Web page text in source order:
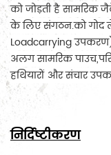
को जोड़ती है सामरिक
के लिए संगठन.को गोद
Loadcarrying
अलग सामरिक
हथियारों और संचार
निर्दिष्टीकरण